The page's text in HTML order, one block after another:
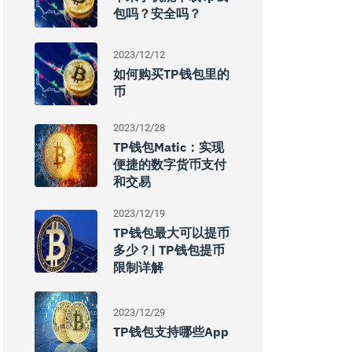
包吗？安全吗？
2023/12/12
如何购买TP钱包里的
币
2023/12/28
TP钱包Matic：实现
便捷的数字货币支付
和交易
2023/12/19
TP钱包最大可以提币
多少？| TP钱包提币
限制详解
2023/12/29
TP钱包支持哪些App